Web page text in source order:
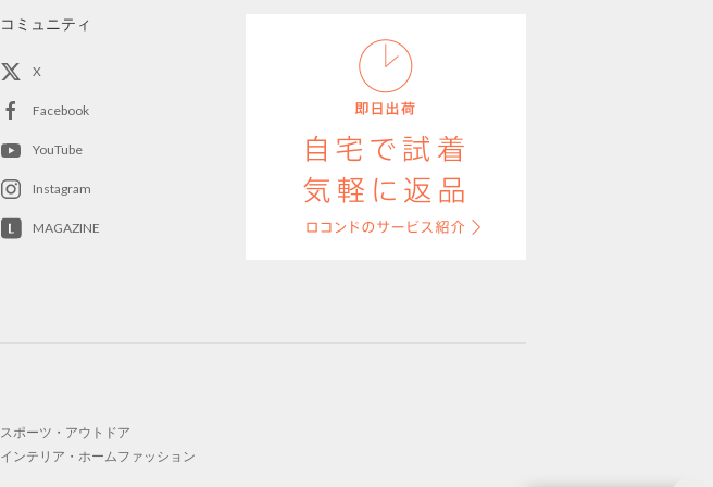
コミュニティ
X
Facebook
YouTube
Instagram
MAGAZINE
スポーツ・アウトドア
インテリア・ホームファッション